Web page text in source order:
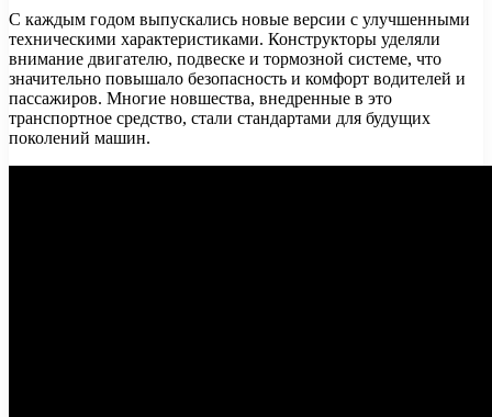
С каждым годом выпускались новые версии с улучшенными
техническими характеристиками. Конструкторы уделяли
внимание двигателю, подвеске и тормозной системе, что
значительно повышало безопасность и комфорт водителей и
пассажиров. Многие новшества, внедренные в это
транспортное средство, стали стандартами для будущих
поколений машин.